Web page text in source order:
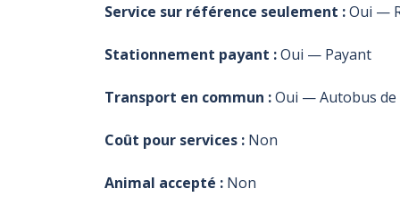
Service sur référence seulement :Oui —
Stationnement payant :Oui — Payant
Transport en commun :Oui — Autobus de
Coût pour services : Non
Animal accepté : Non